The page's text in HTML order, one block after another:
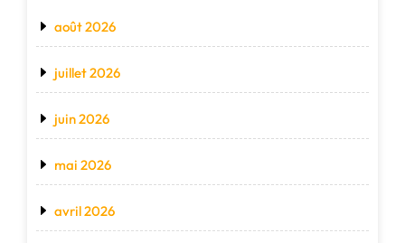
août 2026
juillet 2026
juin 2026
mai 2026
avril 2026